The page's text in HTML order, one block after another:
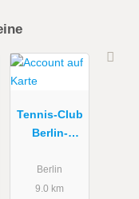
Tennis-Club
Berlin-
e.V.
Berlin
9.0 km